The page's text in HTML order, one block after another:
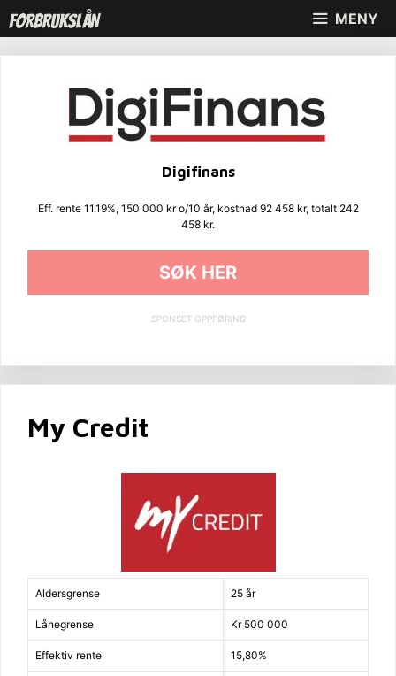
Hopp
til
innhold
MENY
Digifinans
Eff. rente 11.19%, 150 000 kr o/10 år, kostnad 92 458 kr, totalt 242
458 kr.
SØK HER
SPONSET OPPFØRING
My Credit
Aldersgrense 25 år
Lånegrense Kr 500 000
Effektiv rente 15,80%